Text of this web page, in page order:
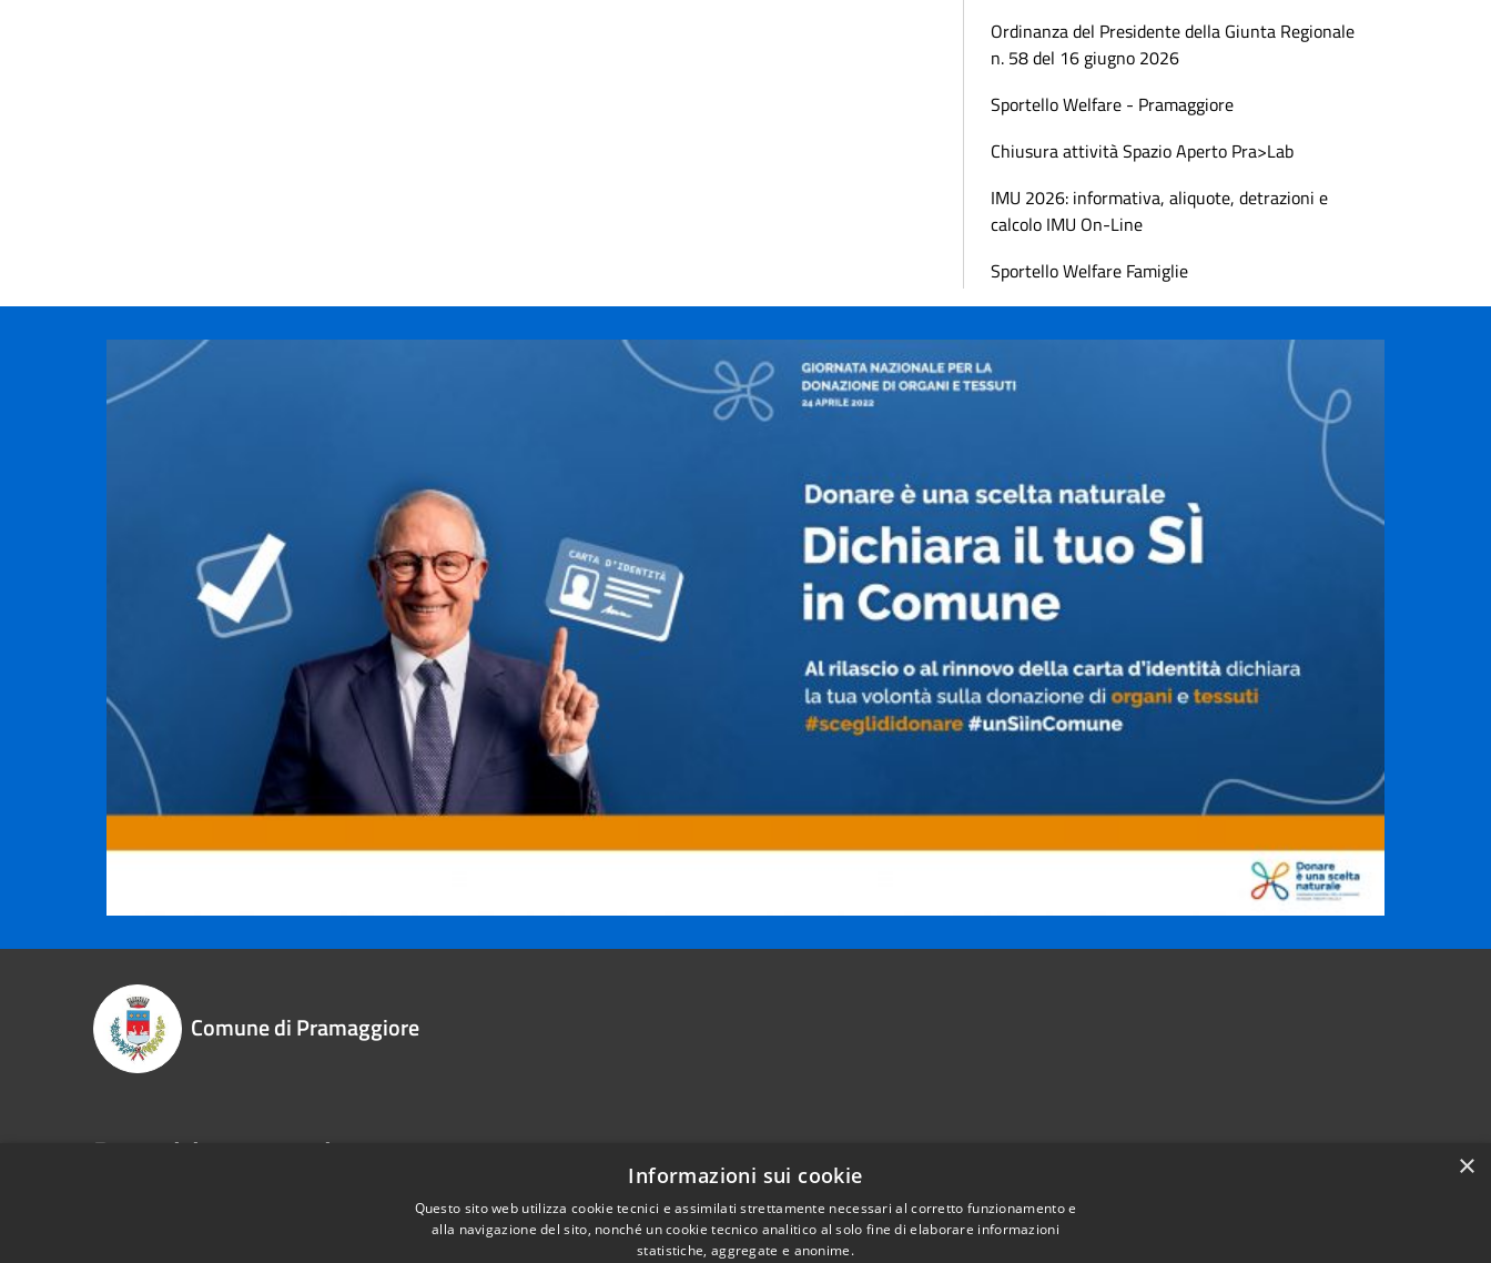
Ordinanza del Presidente della Giunta Regionale
n. 58 del 16 giugno 2026
Sportello Welfare - Pramaggiore
Chiusura attività Spazio Aperto Pra>Lab
IMU 2026: informativa, aliquote, detrazioni e
calcolo IMU On-Line
Sportello Welfare Famiglie
Comune di Pramaggiore
Recapiti e contatti
Email: protocollo@comune.pramaggiore.ve.it
protocollo.comune.pramaggiore.ve@pecveneto.it
×
Informazioni sui cookie
Questo sito web utilizza cookie tecnici e assimilati strettamente necessari al corretto funzionamento e
alla navigazione del sito, nonché un cookie tecnico analitico al solo fine di elaborare informazioni
statistiche, aggregate e anonime.